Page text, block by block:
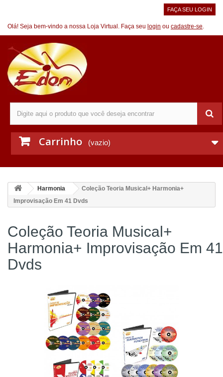
FAÇA SEU LOGIN
Olá! Seja bem-vindo a nossa Loja Virtual. Faça seu login ou cadastre-se.
Carrinho (vazio)
Harmonia
Coleção Teoria Musical+ Harmonia+
Improvisação Em 41 Dvds
Coleção Teoria Musical+
Harmonia+ Improvisação Em 41
Dvds